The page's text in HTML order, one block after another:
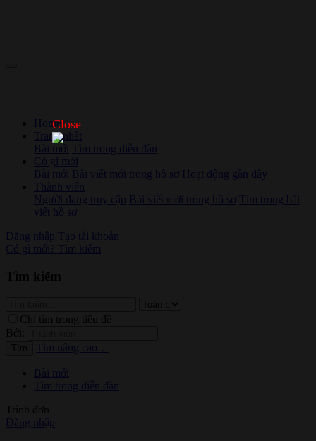
Home
Trang nhất
Bài mới
Tìm trong diễn đàn
Có gì mới
Bài mới Bài viết mới trong hồ sơ Hoạt động gần đây
Thành viên
Người đang truy cập Bài viết mới trong hồ sơ Tìm trong bài
viết hồ sơ
Đăng nhập Tạo tài khoản
Có gì mới? Tìm kiếm
Tìm kiếm
Chỉ tìm trong tiêu đề
Bởi:
Tìm nâng cao…
Bài mới
Tìm trong diễn đàn
Trình đơn
Đăng nhập
Close